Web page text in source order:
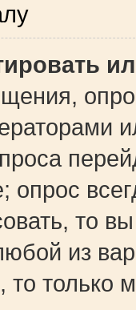
опрос
то
из
то только